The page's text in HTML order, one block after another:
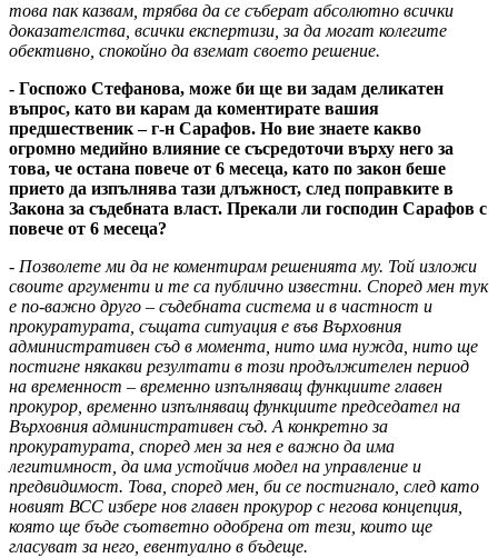
това пак казвам, трябва да се съберат абсолютно всички
доказателства, всички експертизи, за да могат колегите
обективно, спокойно да вземат своето решение.
- Госпожо Стефанова, може би ще ви задам деликатен
въпрос, като ви карам да коментирате вашия
предшественик – г-н Сарафов. Но вие знаете какво
огромно медийно влияние се съсредоточи върху него за
това, че остана повече от 6 месеца, като по закон беше
прието да изпълнява тази длъжност, след поправките в
Закона за съдебната власт. Прекали ли господин Сарафов с
повече от 6 месеца?
- Позволете ми да не коментирам решенията му. Той изложи
своите аргументи и те са публично известни. Според мен тук
е по-важно друго – съдебната система и в частност и
прокуратурата, същата ситуация е във Върховния
административен съд в момента, нито има нужда, нито ще
постигне някакви резултати в този продължителен период
на временност – временно изпълняващ функциите главен
прокурор, временно изпълняващ функциите председател на
Върховния административен съд. А конкретно за
прокуратурата, според мен за нея е важно да има
легитимност, да има устойчив модел на управление и
предвидимост. Това, според мен, би се постигнало, след като
новият ВСС избере нов главен прокурор с негова концепция,
която ще бъде съответно одобрена от тези, които ще
гласуват за него, евентуално в бъдеще.